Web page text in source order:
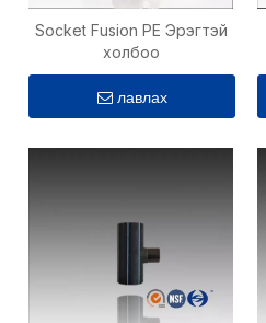
Socket Fusion PE Эрэгтэй
холбоо
лавлах